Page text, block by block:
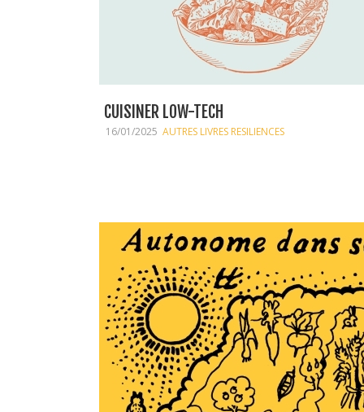
CUISINER LOW-TECH
16/01/2025 AUTRES LIVRES RESILIENCES